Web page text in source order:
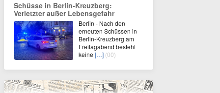
Schüsse in Berlin-Kreuzberg:
Verletzter außer Lebensgefahr
Berlin - Nach den
erneuten Schüssen in
Berlin-Kreuzberg am
Freitagabend besteht
keine […] (00)